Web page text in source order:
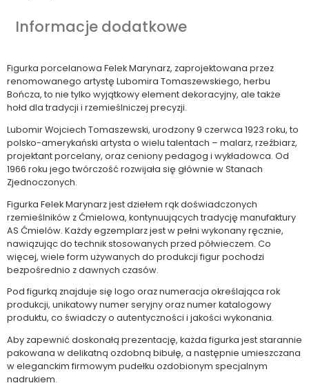
Informacje dodatkowe
Figurka porcelanowa Felek Marynarz, zaprojektowana przez
renomowanego artystę Lubomira Tomaszewskiego, herbu
Bończa, to nie tylko wyjątkowy element dekoracyjny, ale także
hołd dla tradycji i rzemieślniczej precyzji.
Lubomir Wojciech Tomaszewski, urodzony 9 czerwca 1923 roku, to
polsko-amerykański artysta o wielu talentach – malarz, rzeźbiarz,
projektant porcelany, oraz ceniony pedagog i wykładowca. Od
1966 roku jego twórczość rozwijała się głównie w Stanach
Zjednoczonych.
Figurka Felek Marynarz jest dziełem rąk doświadczonych
rzemieślników z Ćmielowa, kontynuujących tradycję manufaktury
AS Ćmielów. Każdy egzemplarz jest w pełni wykonany ręcznie,
nawiązując do technik stosowanych przed półwieczem. Co
więcej, wiele form używanych do produkcji figur pochodzi
bezpośrednio z dawnych czasów.
Pod figurką znajduje się logo oraz numeracja określająca rok
produkcji, unikatowy numer seryjny oraz numer katalogowy
produktu, co świadczy o autentyczności i jakości wykonania.
Aby zapewnić doskonałą prezentację, każda figurka jest starannie
pakowana w delikatną ozdobną bibułę, a następnie umieszczana
w eleganckim firmowym pudełku ozdobionym specjalnym
nadrukiem.